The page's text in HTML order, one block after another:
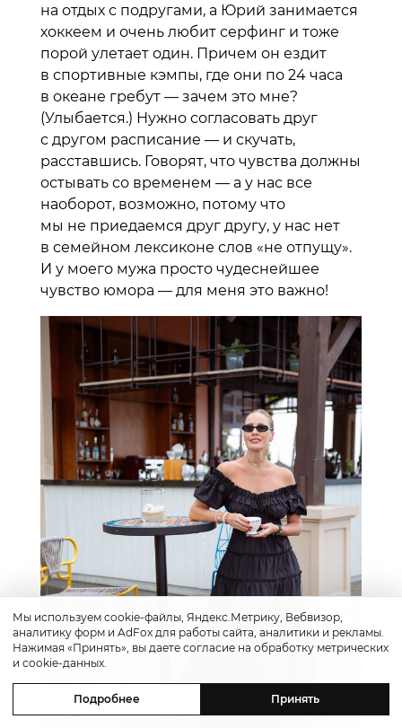
на отдых с подругами, а Юрий занимается
хоккеем и очень любит серфинг и тоже
порой улетает один. Причем он ездит
в спортивные кэмпы, где они по 24 часа
в океане гребут — зачем это мне?
(Улыбается.) Нужно согласовать друг
с другом расписание — и скучать,
расставшись. Говорят, что чувства должны
остывать со временем — а у нас все
наоборот, возможно, потому что
мы не приедаемся друг другу, у нас нет
в семейном лексиконе слов «не отпущу».
И у моего мужа просто чудеснейшее
чувство юмора — для меня это важно!
Мы используем cookie-файлы, Яндекс.Метрику, Вебвизор,
аналитику форм и AdFox для работы сайта, аналитики и рекламы.
Нажимая «Принять», вы даете согласие на обработку метрических
и cookie-данных.
Подробнее Принять